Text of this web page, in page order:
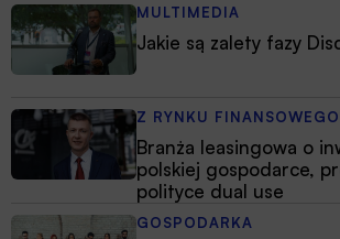
MULTIMEDIA
Jakie są zalety fazy
Z RYNKU FINANSOWEGO
Branża leasingowa o
polskiej gospodarce,
polityce dual use
GOSPODARKA